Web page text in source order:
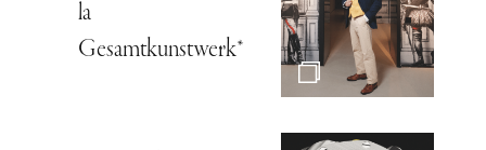
la
Gesamtkunstwerk*